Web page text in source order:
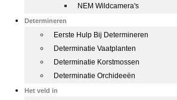
NEM Wildcamera's
Determineren
Eerste Hulp Bij Determineren
Determinatie Vaatplanten
Determinatie Korstmossen
Determinatie Orchideeën
Het veld in